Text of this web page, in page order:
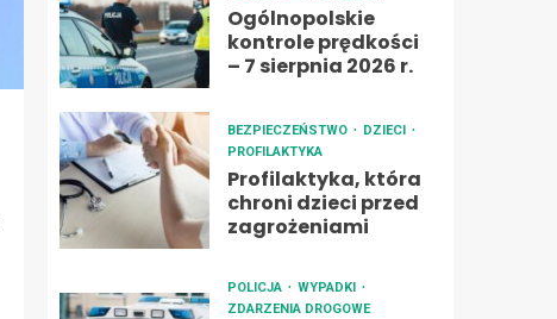
Ogólnopolskie
kontrole prędkości
– 7 sierpnia 2026 r.
BEZPIECZEŃSTWO
DZIECI
PROFILAKTYKA
Profilaktyka, która
chroni dzieci przed
zagrożeniami
POLICJA
WYPADKI
ZDARZENIA DROGOWE